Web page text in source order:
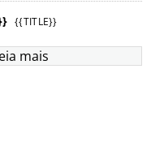
{{TITLE}}
mais